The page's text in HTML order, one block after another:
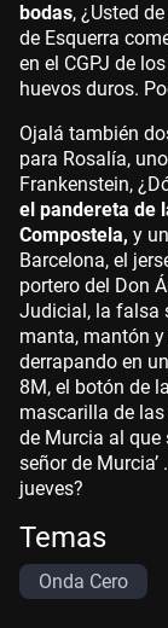
bodas, ¿Usted
de Esquerra
en el CGPJ de
huevos duros.
Ojalá también
para Rosalía,
Frankenstein,
el pandereta de
Compostela, y
Barcelona, el
portero del Don
Judicial, la falsa
manta, mantón
derrapando en
8M, el botón de
mascarilla de
de Murcia al que
señor de
jueves?
Temas
Onda Cero